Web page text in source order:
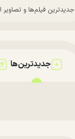
جدیدترین فیلم‌ها و
جدیدترین‌ها